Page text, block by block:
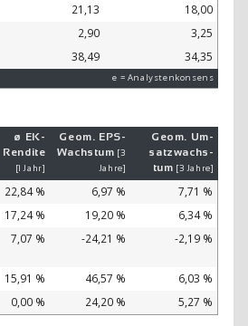
21,13
18,00
2,90
3,25
38,49 34,35
e = Analystenkonsens
ø EK-
Ren­di­te
[1 Jahr]
Geom. EPS-
Wachs­tum [3
Jahre]
Geom. Um­
satz­wachs­
tum [3 Jahre]
22,84 % 6,97 %
7,71 %
17,24 % 19,20 %
6,34 %
7,07 % -24,21 % -2,19 %
15,91 % 46,57 %
6,03 %
0,00 % 24,20 % 5,27 %